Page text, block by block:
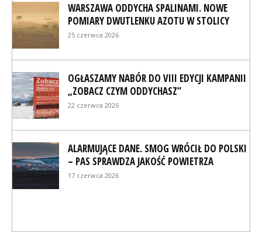
WARSZAWA ODDYCHA SPALINAMI. NOWE
POMIARY DWUTLENKU AZOTU W STOLICY
25 czerwca 2026
OGŁASZAMY NABÓR DO VIII EDYCJI KAMPANII
„ZOBACZ CZYM ODDYCHASZ”
22 czerwca 2026
ALARMUJĄCE DANE. SMOG WRÓCIŁ DO POLSKI
– PAS SPRAWDZA JAKOŚĆ POWIETRZA
17 czerwca 2026